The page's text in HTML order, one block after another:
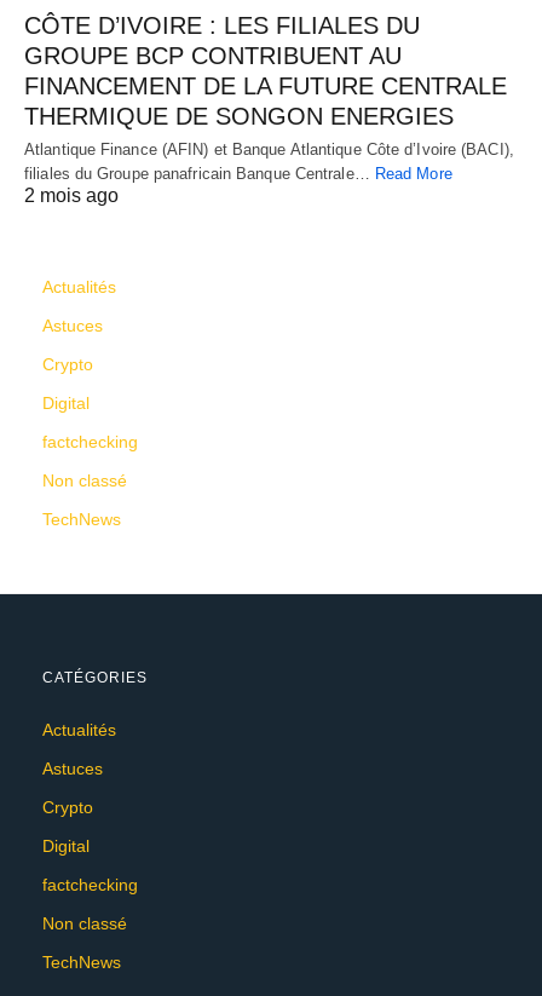
CÔTE D’IVOIRE : LES FILIALES DU
GROUPE BCP CONTRIBUENT AU
FINANCEMENT DE LA FUTURE CENTRALE
THERMIQUE DE SONGON ENERGIES
Atlantique Finance (AFIN) et Banque Atlantique Côte d’Ivoire (BACI),
filiales du Groupe panafricain Banque Centrale… Read More
2 mois ago
Actualités
Astuces
Crypto
Digital
factchecking
Non classé
TechNews
CATÉGORIES
Actualités
Astuces
Crypto
Digital
factchecking
Non classé
TechNews